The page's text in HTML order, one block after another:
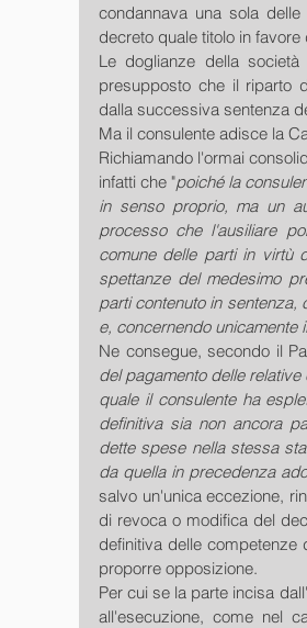
condannava una sola
decreto quale titolo in favore
Le doglianze della
presupposto che il riparto
dalla successiva sentenza
Ma il consulente adisce la
Richiamando l'ormai
infatti che "poiché la
in senso proprio, ma un
processo che l'ausiliare
comune delle parti in virtù
spettanze del medesimo
parti contenuto in
e, concernendo unicamente
Ne consegue, secondo il
del pagamento delle
quale il consulente ha
definitiva sia non ancora
dette spese nella stessa
da quella in precedenza
salvo un'unica eccezione,
di revoca o modifica del
definitiva delle
proporre opposizione.
Per cui se la parte incisa
all'esecuzione, come nel